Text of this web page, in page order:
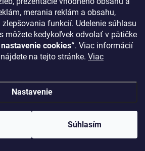
merania reklám a obsahu,
funkcií. Udelenie súhlasu
môžete kedykoľvek odvolať v pätičke
cookies“. Viac informácií
na tejto stránke. Viac
Nastavenie
Súhlasím
klimapreteba.sk
@klimapreteba